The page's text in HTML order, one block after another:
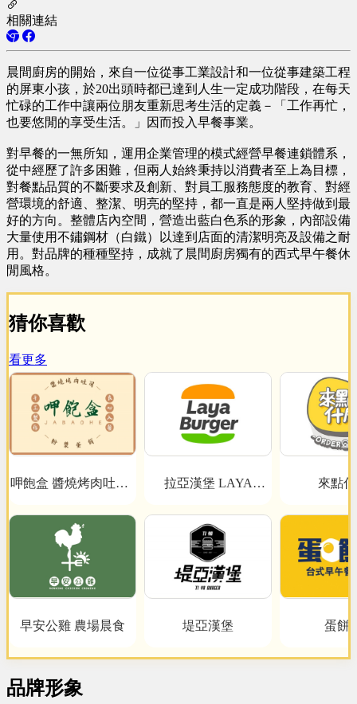
相關連結
晨間廚房的開始，來自一位從事工業設計和一位從事建築工程
的屏東小孩，於20出頭時都已達到人生一定成功階段，在每天
忙碌的工作中讓兩位朋友重新思考生活的定義－「工作再忙，
也要悠閒的享受生活。」因而投入早餐事業。
對早餐的一無所知，運用企業管理的模式經營早餐連鎖體系，
從中經歷了許多困難，但兩人始終秉持以消費者至上為目標，
對餐點品質的不斷要求及創新、對員工服務態度的教育、對經
營環境的舒適、整潔、明亮的堅持，都一直是兩人堅持做到最
好的方向。整體店內空間，營造出藍白色系的形象，內部設備
大量使用不鏽鋼材（白鐵）以達到店面的清潔明亮及設備之耐
用。對品牌的種種堅持，成就了晨間廚房獨有的西式早午餐休
閒風格。
猜你喜歡
看更多
呷飽盒 醬燒烤肉吐司x
早安公雞 農場晨食
拉亞漢堡 LAYA
堤亞漢堡
來點
蛋餅
品牌形象